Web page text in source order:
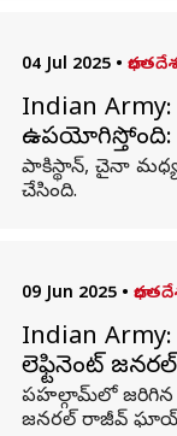
04 Jul 2025 •
Indian
ఉపయోగిస్తోంది:
పాకిస్థాన్‌, చైనా మధ్య
చేసింది.
09 Jun 2025 •
Indian
లెఫ్టినెంట్
పహల్గామ్‌లో జరిగిన
జనరల్ రాజీవ్